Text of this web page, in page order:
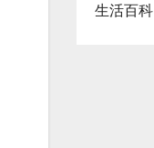
生活百科